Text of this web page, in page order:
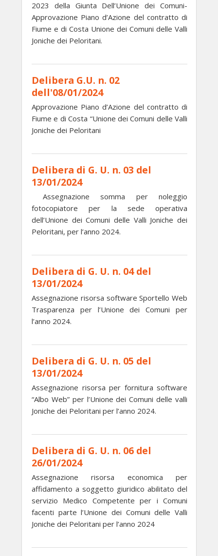
2023 della Giunta Dell’Unione dei Comuni-
Approvazione Piano d’Azione del contratto di
Fiume e di Costa Unione dei Comuni delle Valli
Joniche dei Peloritani.
Delibera G.U. n. 02
dell'08/01/2024
Approvazione Piano d’Azione del contratto di
Fiume e di Costa “Unione dei Comuni delle Valli
Joniche dei Peloritani
Delibera di G. U. n. 03 del
13/01/2024
Assegnazione somma per noleggio
fotocopiatore per la sede operativa
dell’Unione dei Comuni delle Valli Joniche dei
Peloritani, per l’anno 2024.
Delibera di G. U. n. 04 del
13/01/2024
Assegnazione risorsa software Sportello Web
Trasparenza per l’Unione dei Comuni per
l’anno 2024.
Delibera di G. U. n. 05 del
13/01/2024
Assegnazione risorsa per fornitura software
“Albo Web” per l’Unione dei Comuni delle valli
Joniche dei Peloritani per l’anno 2024.
Delibera di G. U. n. 06 del
26/01/2024
Assegnazione risorsa economica per
affidamento a soggetto giuridico abilitato del
servizio Medico Competente per i Comuni
facenti parte l’Unione dei Comuni delle Valli
Joniche dei Peloritani per l’anno 2024